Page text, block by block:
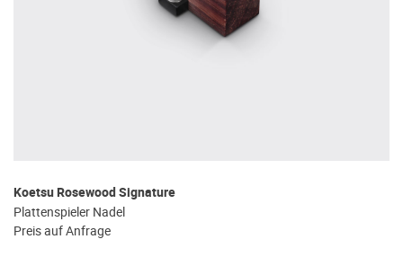
Koetsu Rosewood Signature
Plattenspieler Nadel
Preis auf Anfrage